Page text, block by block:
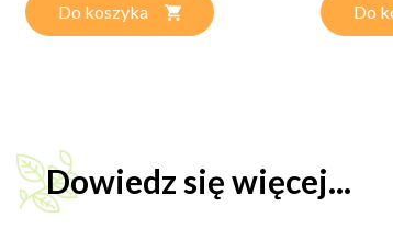
Do koszyka Do
Dowiedz się więcej...